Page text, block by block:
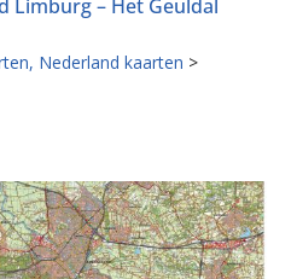
Limburg – Het Geuldal
Nederland kaarten >